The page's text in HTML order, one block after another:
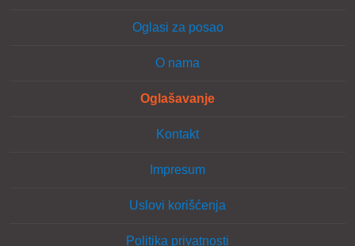
Oglasi za posao
O nama
Oglašavanje
Kontakt
Impresum
Uslovi korišćenja
Politika privatnosti